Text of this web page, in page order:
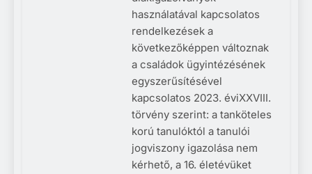
használatával kapcsolatos
rendelkezések a
következőképpen változnak
a családok ügyintézésének
egyszerűsítésével
kapcsolatos 2023. éviXXVIII.
törvény szerint: a tanköteles
korú tanulóktól a tanulói
jogviszony igazolása nem
kérhető, a 16. életévüket